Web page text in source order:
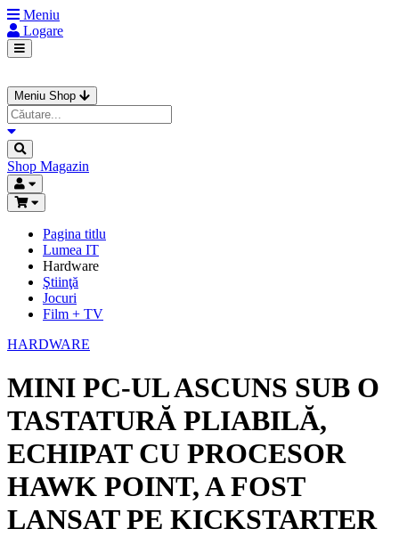
Meniu
Logare
Meniu Shop
Shop Magazin
Pagina titlu
Lumea IT
Hardware
Ştiinţă
Jocuri
Film + TV
HARDWARE
MINI PC-UL ASCUNS SUB O
TASTATURĂ PLIABILĂ,
ECHIPAT CU PROCESOR
HAWK POINT, A FOST
LANSAT PE KICKSTARTER